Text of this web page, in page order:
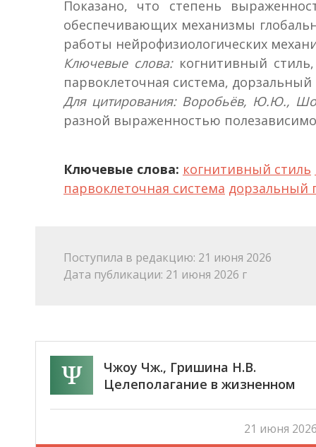
Показано, что степень
обеспечивающих механизмы
работы нейрофизиологических
Ключевые слова: когнитивный
парвоклеточная система,
Для цитирования: Воробьёв, Ю.Ю.,
разной выраженностью
Ключевые слова: когнитивный стиль
парвоклеточная система дорзальный
Поступила в редакцию: 21 июня 2026
Дата публикации: 21 июня 2026 г
Чжоу Чж., Гришина Н.В.
Целеполагание в жизненном
феноменологический анализ
21 июня